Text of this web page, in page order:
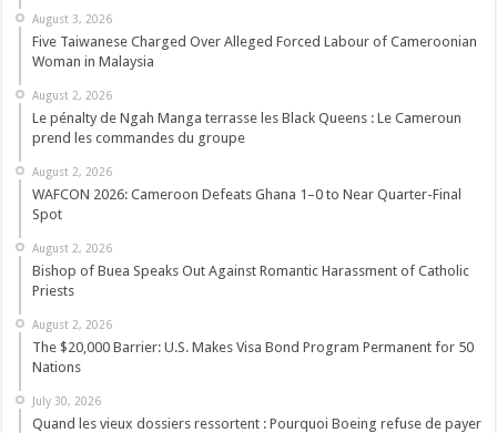
August 3, 2026
Five Taiwanese Charged Over Alleged Forced Labour of Cameroonian
Woman in Malaysia
August 2, 2026
Le pénalty de Ngah Manga terrasse les Black Queens : Le Cameroun
prend les commandes du groupe
August 2, 2026
WAFCON 2026: Cameroon Defeats Ghana 1–0 to Near Quarter-Final
Spot
August 2, 2026
Bishop of Buea Speaks Out Against Romantic Harassment of Catholic
Priests
August 2, 2026
The $20,000 Barrier: U.S. Makes Visa Bond Program Permanent for 50
Nations
July 30, 2026
Quand les vieux dossiers ressortent : Pourquoi Boeing refuse de payer